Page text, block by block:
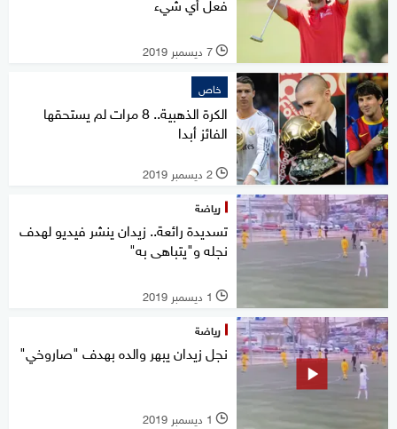
l 7 ديسمبر 2019
خاص
الكرة الذهبية.. 8 مرات لم يستحقها
الفائز أبدا
l 2 ديسمبر 2019
رياضة
تسديدة رائعة.. زيدان ينشر فيديو لهدف
نجله و"يتباهى به"
l 1 ديسمبر 2019
رياضة
نجل زيدان يبهر والده بهدف "صاروخي"
l 1 ديسمبر 2019